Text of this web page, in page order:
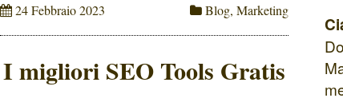
24 Febbraio 2023 Blog, Marketing
I migliori SEO Tools Gratis